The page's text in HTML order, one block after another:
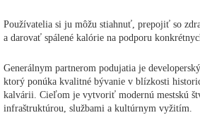
Používatelia si ju môžu stiahnuť, prepojiť so
a darovať spálené kalórie na podporu
Generálnym partnerom podujatia je
ktorý ponúka kvalitné bývanie v blízkosti
kalvárii. Cieľom je vytvoriť modernú mestskú
infraštruktúrou, službami a kultúrnym vyžitím.